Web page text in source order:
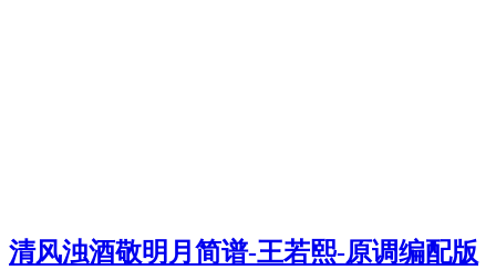
清风浊酒敬明月简谱-王若熙-原调编配版